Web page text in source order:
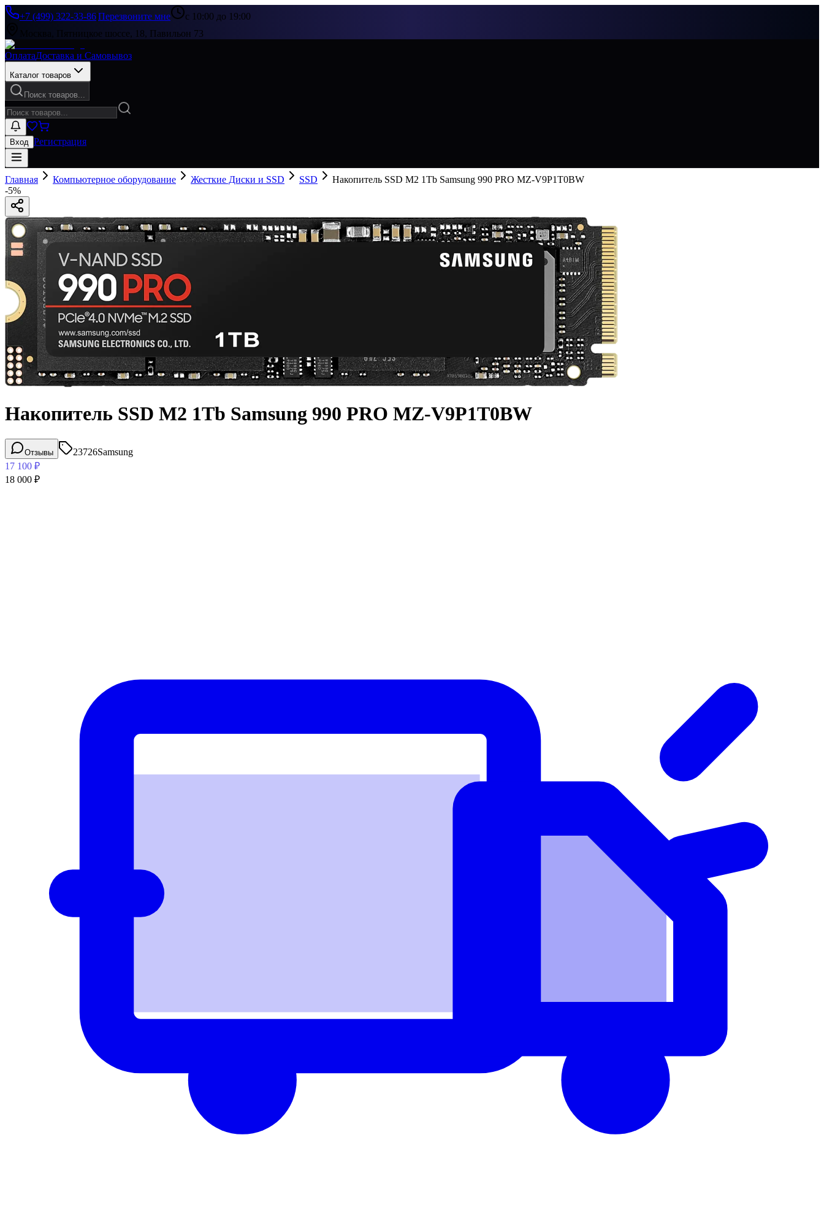
+7 (499) 322-33-86|Перезвоните мне
с 10:00 до 19:00
Москва, Пятницкое шоссе, 18, Павильон 73
ОплатаДоставка и Самовывоз
Каталог товаров
Поиск товаров...
Вход Регистрация
Главная Компьютерное оборудование Жесткие Диски и SSD SSD
Накопитель SSD M2 1Tb Samsung 990 PRO MZ-V9P1T0BW
-5%
Накопитель SSD M2 1Tb Samsung 990 PRO MZ-V9P1T0BW
Отзывы 23726Samsung
17 100 ₽
18 000 ₽